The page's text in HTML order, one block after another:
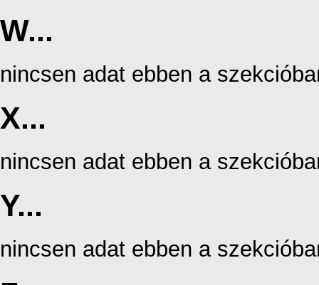
W...
nincsen adat ebben a
X...
nincsen adat ebben a
Y...
nincsen adat ebben a